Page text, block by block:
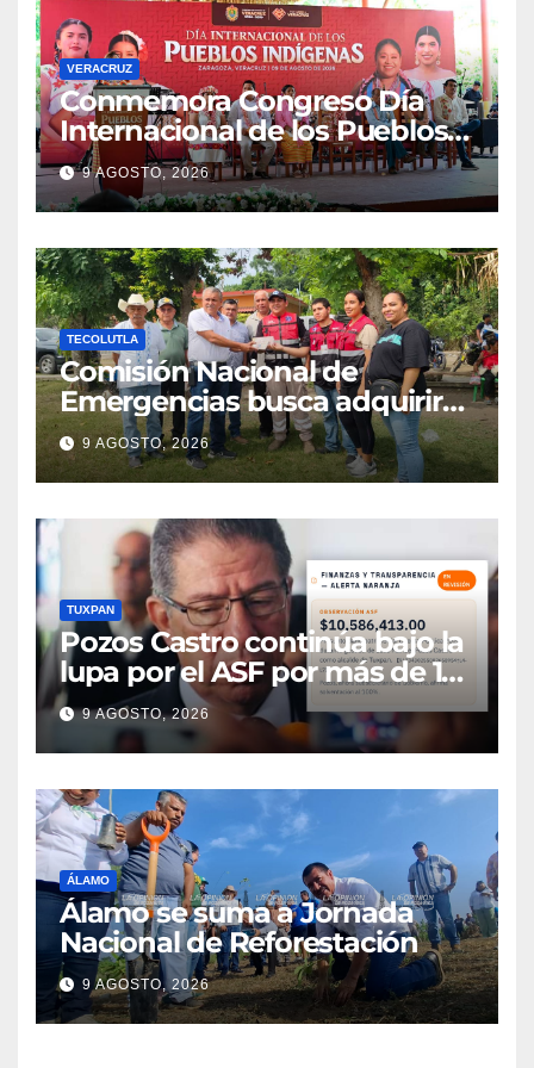
VERACRUZ
Conmemora Congreso Día
Internacional de los Pueblos
Indígenas
9 AGOSTO, 2026
TECOLUTLA
Comisión Nacional de
Emergencias busca adquirir
ambulancia para la
subdelegación de Hueytepec
9 AGOSTO, 2026
TUXPAN
Pozos Castro continúa bajo la
lupa por el ASF por más de 10
MDP
9 AGOSTO, 2026
ÁLAMO
Álamo se suma a Jornada
Nacional de Reforestación
9 AGOSTO, 2026